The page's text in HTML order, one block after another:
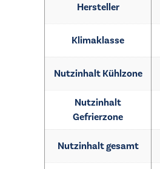
Hersteller
Klimaklasse
Nutzinhalt Kühlzone
Nutzinhalt
Gefrierzone
Nutzinhalt gesamt